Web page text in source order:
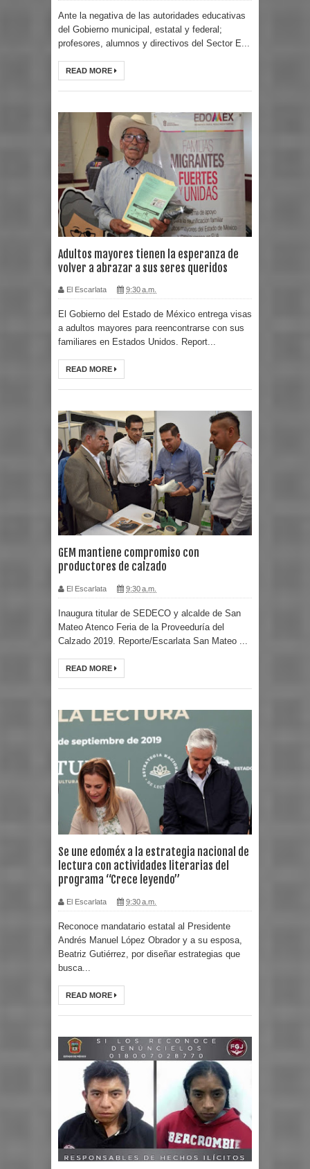
Ante la negativa de las autoridades educativas
del Gobierno municipal, estatal y federal;
profesores, alumnos y directivos del Sector E...
READ MORE
Adultos mayores tienen la esperanza de
volver a abrazar a sus seres queridos
El Escarlata 9:30 a.m.
El Gobierno del Estado de México entrega visas
a adultos mayores para reencontrarse con sus
familiares en Estados Unidos. Report...
READ MORE
GEM mantiene compromiso con
productores de calzado
El Escarlata 9:30 a.m.
Inaugura titular de SEDECO y alcalde de San
Mateo Atenco Feria de la Proveeduría del
Calzado 2019. Reporte/Escarlata San Mateo ...
READ MORE
Se une edoméx a la estrategia nacional de
lectura con actividades literarias del
programa “Crece leyendo”
El Escarlata 9:30 a.m.
Reconoce mandatario estatal al Presidente
Andrés Manuel López Obrador y a su esposa,
Beatriz Gutiérrez, por diseñar estrategias que
busca...
READ MORE